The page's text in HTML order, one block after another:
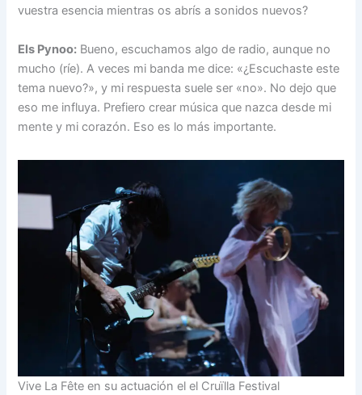
vuestra esencia mientras os abrís a sonidos nuevos?
Els Pynoo: Bueno, escuchamos algo de radio, aunque no
mucho (ríe). A veces mi banda me dice: «¿Escuchaste este
tema nuevo?», y mi respuesta suele ser «no». No dejo que
eso me influya. Prefiero crear música que nazca desde mi
mente y mi corazón. Eso es lo más importante.
Vive La Fête en su actuación el el Cruïlla Festival